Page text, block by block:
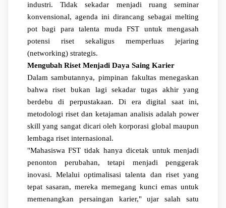
industri. Tidak sekadar menjadi ruang seminar
konvensional, agenda ini dirancang sebagai melting
pot bagi para talenta muda FST untuk mengasah
potensi riset sekaligus memperluas jejaring
(networking) strategis.
Mengubah Riset Menjadi Daya Saing Karier
Dalam sambutannya, pimpinan fakultas menegaskan
bahwa riset bukan lagi sekadar tugas akhir yang
berdebu di perpustakaan. Di era digital saat ini,
metodologi riset dan ketajaman analisis adalah power
skill yang sangat dicari oleh korporasi global maupun
lembaga riset internasional.
"Mahasiswa FST tidak hanya dicetak untuk menjadi
penonton perubahan, tetapi menjadi penggerak
inovasi. Melalui optimalisasi talenta dan riset yang
tepat sasaran, mereka memegang kunci emas untuk
memenangkan persaingan karier," ujar salah satu